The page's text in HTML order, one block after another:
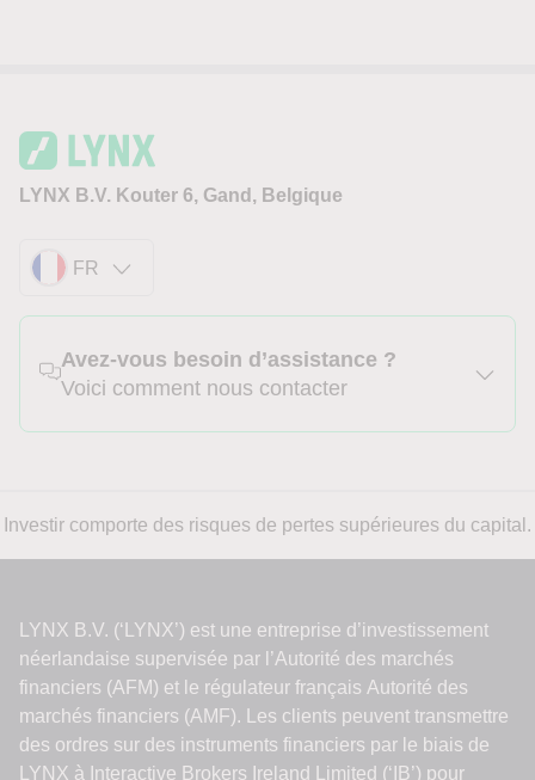
LYNX B.V. Kouter 6, Gand, Belgique
FR
Avez-vous besoin d’assistance ?
Voici comment nous contacter
Investir comporte des risques de pertes supérieures du capital.